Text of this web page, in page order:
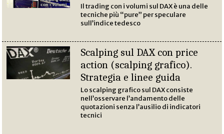
Il trading con i volumi sul DAX è una delle
tecniche più “pure” per speculare
sull’indice tedesco
Scalping sul DAX con price
action (scalping grafico).
Strategia e linee guida
Lo scalping grafico sul DAX consiste
nell’osservare l’andamento delle
quotazioni senza l’ausilio di indicatori
tecnici